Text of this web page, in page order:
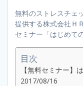
無料のストレスチェ
提供する株式会社Ｈ
セミナー「はじめて
目次
【無料セミナー】
2017/08/16